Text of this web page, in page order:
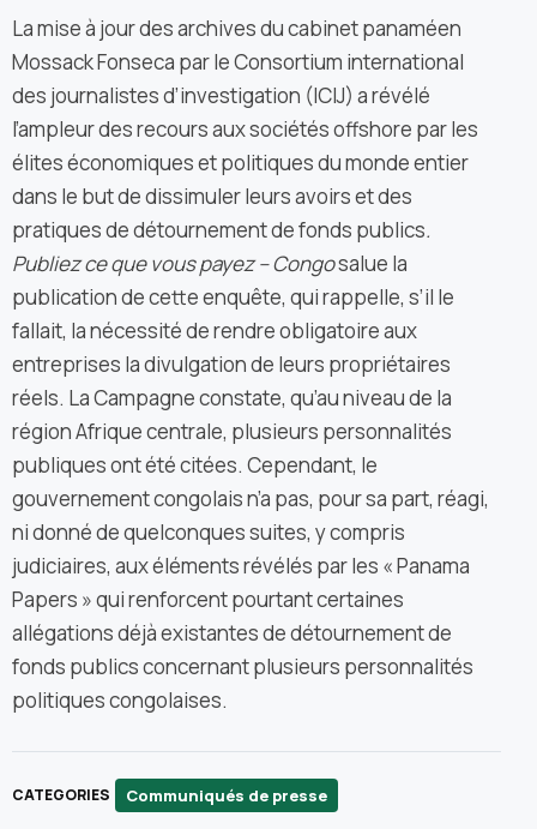
La mise à jour des archives du cabinet panaméen
Mossack Fonseca par le Consortium international
des journalistes d’investigation (ICIJ) a révélé
l’ampleur des recours aux sociétés offshore par les
élites économiques et politiques du monde entier
dans le but de dissimuler leurs avoirs et des
pratiques de détournement de fonds publics.
Publiez ce que vous payez – Congosalue la
publication de cette enquête, qui rappelle, s’il le
fallait, la nécessité de rendre obligatoire aux
entreprises la divulgation de leurs propriétaires
réels. La Campagne constate, qu’au niveau de la
région Afrique centrale, plusieurs personnalités
publiques ont été citées. Cependant, le
gouvernement congolais n’a pas, pour sa part, réagi,
ni donné de quelconques suites, y compris
judiciaires, aux éléments révélés par les « Panama
Papers » qui renforcent pourtant certaines
allégations déjà existantes de détournement de
fonds publics concernant plusieurs personnalités
politiques congolaises.
CATEGORIES Communiqués de presse